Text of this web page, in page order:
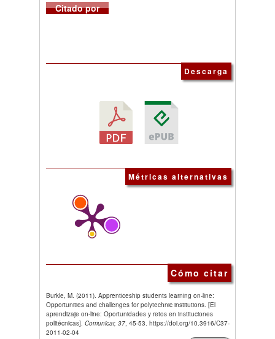
Citado por
Descarga
Métricas alternativas
Cómo citar
Burkle, M. (2011). Apprenticeship students learning on-line:
Opportunities and challenges for polytechnic institutions. [El
aprendizaje on-line: Oportunidades y retos en instituciones
politécnicas]. Comunicar, 37, 45-53. https://doi.org/10.3916/C37-
2011-02-04